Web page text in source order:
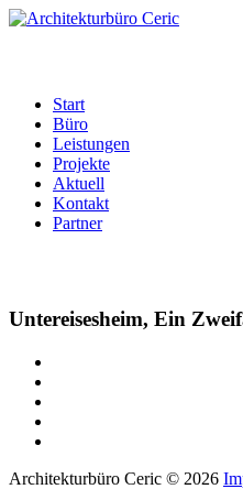
Start
Büro
Leistungen
Projekte
Aktuell
Kontakt
Partner
Untereisesheim, Ein
Architekturbüro Ceric © 2026